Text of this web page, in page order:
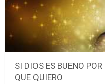
SI DIOS ES BUENO
QUE QUIERO